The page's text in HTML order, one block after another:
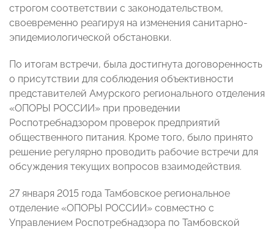
строгом соответствии с законодательством,
своевременно реагируя на изменения санитарно-
эпидемиологической обстановки.
По итогам встречи, была достигнута договоренность
о присутствии для соблюдения объективности
представителей Амурского регионального отделения
«ОПОРЫ РОССИИ» при проведении
Роспотребнадзором проверок предприятий
общественного питания. Кроме того, было принято
решение регулярно проводить рабочие встречи для
обсуждения текущих вопросов взаимодействия.
27 января 2015 года Тамбовское региональное
отделение «ОПОРЫ РОССИИ» совместно с
Управлением Роспотребнадзора по Тамбовской